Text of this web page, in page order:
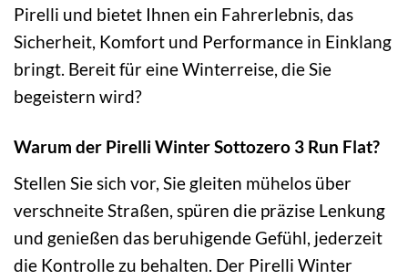
Pirelli und bietet Ihnen ein Fahrerlebnis, das
Sicherheit, Komfort und Performance in Einklang
bringt. Bereit für eine Winterreise, die Sie
begeistern wird?
Warum der Pirelli Winter Sottozero 3 Run Flat?
Stellen Sie sich vor, Sie gleiten mühelos über
verschneite Straßen, spüren die präzise Lenkung
und genießen das beruhigende Gefühl, jederzeit
die Kontrolle zu behalten. Der Pirelli Winter